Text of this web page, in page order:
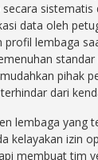
data oleh
lembaga
pihak
dari
lembaga yang
kelayakan izin
membuat tim